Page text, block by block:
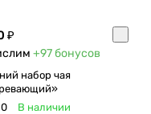
₽
+97бонусов
набор чая
0 В наличии